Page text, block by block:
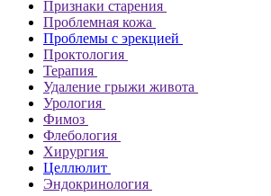
Признаки старения
Проблемная кожа
Проблемы с эрекцией
Проктология
Терапия
Удаление грыжи живота
Урология
Фимоз
Флебология
Хирургия
Целлюлит
Эндокринология